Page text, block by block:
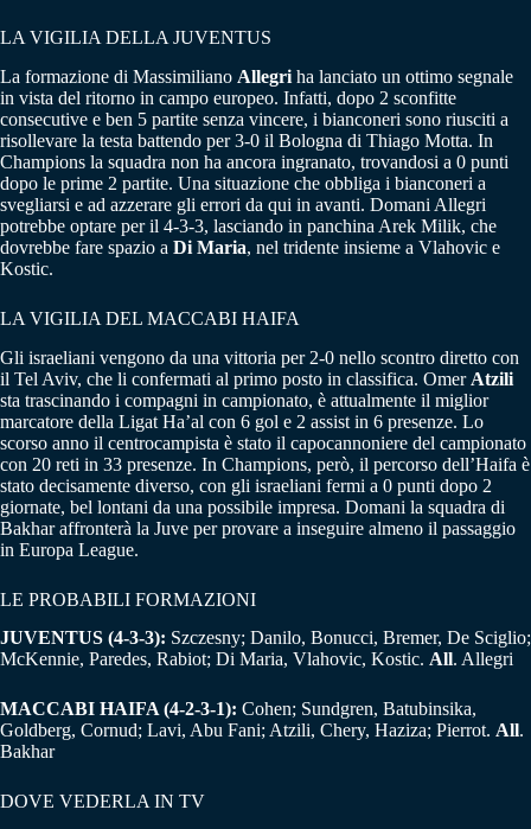
LA VIGILIA DELLA JUVENTUS
La formazione di Massimiliano Allegri ha lanciato un ottimo segnale
in vista del ritorno in campo europeo. Infatti, dopo 2 sconfitte
consecutive e ben 5 partite senza vincere, i bianconeri sono riusciti a
risollevare la testa battendo per 3-0 il Bologna di Thiago Motta. In
Champions la squadra non ha ancora ingranato, trovandosi a 0 punti
dopo le prime 2 partite. Una situazione che obbliga i bianconeri a
svegliarsi e ad azzerare gli errori da qui in avanti. Domani Allegri
potrebbe optare per il 4-3-3, lasciando in panchina Arek Milik, che
dovrebbe fare spazio a Di Maria, nel tridente insieme a Vlahovic e
Kostic.
LA VIGILIA DEL MACCABI HAIFA
Gli israeliani vengono da una vittoria per 2-0 nello scontro diretto con
il Tel Aviv, che li confermati al primo posto in classifica. Omer Atzili
sta trascinando i compagni in campionato, è attualmente il miglior
marcatore della Ligat Ha’al con 6 gol e 2 assist in 6 presenze. Lo
scorso anno il centrocampista è stato il capocannoniere del campionato
con 20 reti in 33 presenze. In Champions, però, il percorso dell’Haifa è
stato decisamente diverso, con gli israeliani fermi a 0 punti dopo 2
giornate, bel lontani da una possibile impresa. Domani la squadra di
Bakhar affronterà la Juve per provare a inseguire almeno il passaggio
in Europa League.
LE PROBABILI FORMAZIONI
JUVENTUS (4-3-3): Szczesny; Danilo, Bonucci, Bremer, De Sciglio;
McKennie, Paredes, Rabiot; Di Maria, Vlahovic, Kostic. All. Allegri
MACCABI HAIFA (4-2-3-1): Cohen; Sundgren, Batubinsika,
Goldberg, Cornud; Lavi, Abu Fani; Atzili, Chery, Haziza; Pierrot. All.
Bakhar
DOVE VEDERLA IN TV